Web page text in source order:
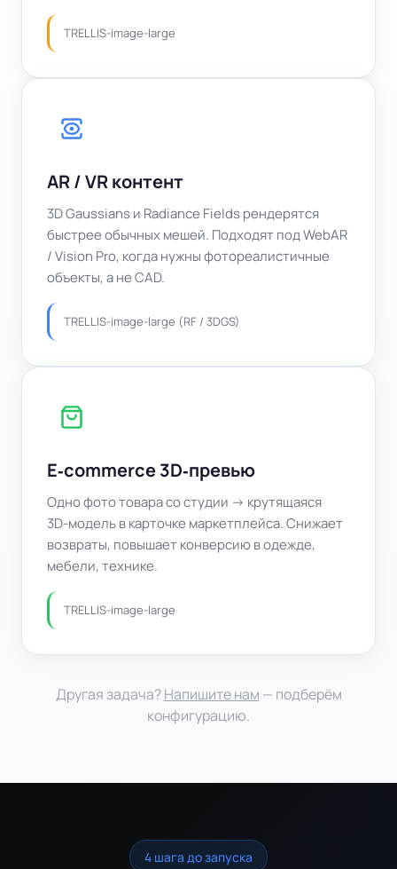
TRELLIS‑image‑large
AR / VR контент
3D Gaussians и Radiance Fields рендерятся
быстрее обычных мешей. Подходят под WebAR
/ Vision Pro, когда нужны фотореалистичные
объекты, а не CAD.
TRELLIS‑image‑large (RF / 3DGS)
E‑commerce 3D‑превью
Одно фото товара со студии → крутящаяся
3D‑модель в карточке маркетплейса. Снижает
возвраты, повышает конверсию в одежде,
мебели, технике.
TRELLIS‑image‑large
Другая задача?Напишите нам — подберём
конфигурацию.
4 шага до запуска